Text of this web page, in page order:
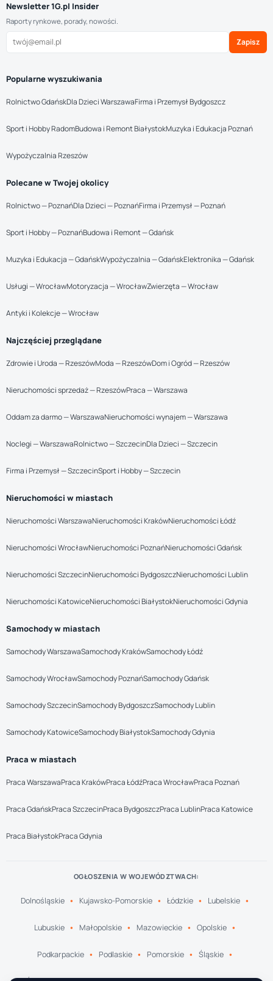
Newsletter 1G.pl Insider
Raporty rynkowe, porady, nowości.
Zapisz
Popularne wyszukiwania
Rolnictwo GdańskDla Dzieci WarszawaFirma i Przemysł Bydgoszcz
Sport i Hobby RadomBudowa i Remont BiałystokMuzyka i Edukacja Poznań
Wypożyczalnia Rzeszów
Polecane w Twojej okolicy
Rolnictwo — PoznańDla Dzieci — PoznańFirma i Przemysł — Poznań
Sport i Hobby — PoznańBudowa i Remont — Gdańsk
Muzyka i Edukacja — GdańskWypożyczalnia — GdańskElektronika — Gdańsk
Usługi — WrocławMotoryzacja — WrocławZwierzęta — Wrocław
Antyki i Kolekcje — Wrocław
Najczęściej przeglądane
Zdrowie i Uroda — RzeszówModa — RzeszówDom i Ogród — Rzeszów
Nieruchomości sprzedaż — RzeszówPraca — Warszawa
Oddam za darmo — WarszawaNieruchomości wynajem — Warszawa
Noclegi — WarszawaRolnictwo — SzczecinDla Dzieci — Szczecin
Firma i Przemysł — SzczecinSport i Hobby — Szczecin
Nieruchomości w miastach
Nieruchomości WarszawaNieruchomości KrakówNieruchomości Łódź
Nieruchomości WrocławNieruchomości PoznańNieruchomości Gdańsk
Nieruchomości SzczecinNieruchomości BydgoszczNieruchomości Lublin
Nieruchomości KatowiceNieruchomości BiałystokNieruchomości Gdynia
Samochody w miastach
Samochody WarszawaSamochody KrakówSamochody Łódź
Samochody WrocławSamochody PoznańSamochody Gdańsk
Samochody SzczecinSamochody BydgoszczSamochody Lublin
Samochody KatowiceSamochody BiałystokSamochody Gdynia
Praca w miastach
Praca WarszawaPraca KrakówPraca ŁódźPraca WrocławPraca Poznań
Praca GdańskPraca SzczecinPraca BydgoszczPraca LublinPraca Katowice
Praca BiałystokPraca Gdynia
OGŁOSZENIA W WOJEWÓDZTWACH:
Dolnośląskie Kujawsko-Pomorskie Łódzkie Lubelskie
Lubuskie Małopolskie Mazowieckie Opolskie
Podkarpackie Podlaskie Pomorskie Śląskie